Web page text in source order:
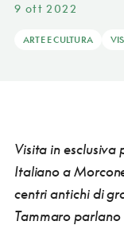
9 ott 2022
ARTE E CULTURA
Visita in esclusiva
Italiano a
centri antichi di
Tammaro